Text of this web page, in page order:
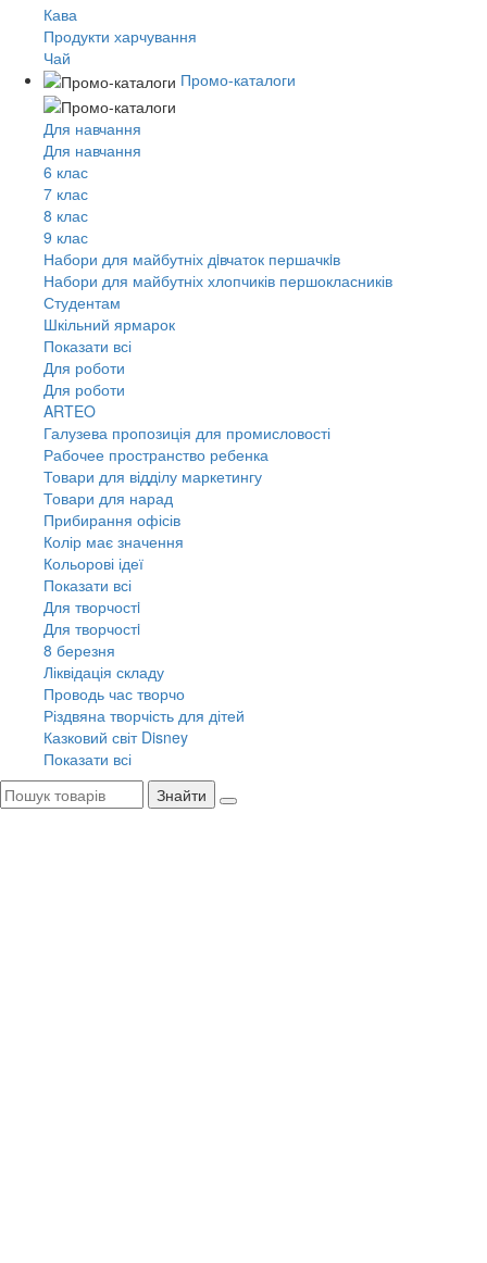
Кава
Продукти харчування
Чай
Промо-каталоги
Для навчання
Для навчання
6 клас
7 клас
8 клас
9 клас
Набори для майбутніх дiвчаток першачкiв
Набори для майбутніх хлопчиків першокласників
Студентам
Шкільний ярмарок
Показати всі
Для роботи
Для роботи
ARTEO
Галузева пропозиція для промисловості
Рабочее пространство ребенка
Товари для відділу маркетингу
Товари для нарад
Прибирання офісів
Колір має значення
Кольорові ідеї
Показати всі
Для творчостi
Для творчостi
8 березня
Ліквідація складу
Проводь час творчо
Різдвяна творчість для дітей
Казковий світ Disney
Показати всі
Знайти